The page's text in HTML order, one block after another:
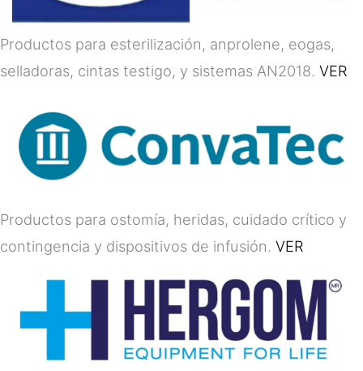
Productos para esterilización, anprolene, eogas,
selladoras, cintas testigo, y sistemas AN2018. VER
Productos para ostomía, heridas, cuidado crítico y
contingencia y dispositivos de infusión. VER